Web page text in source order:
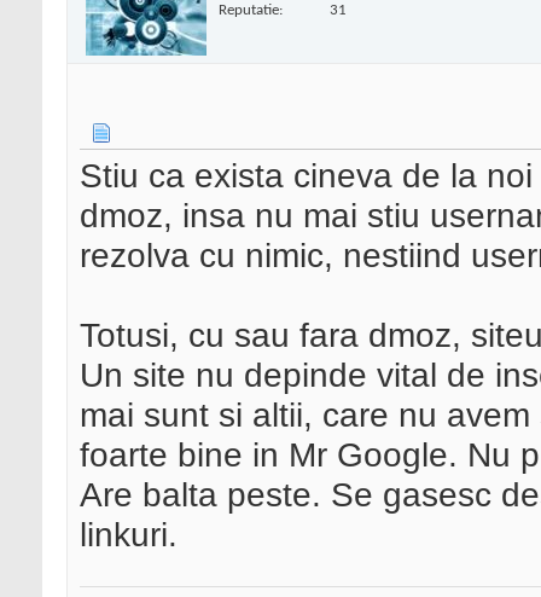
Reputatie: 31
Stiu ca exista cineva de la
dmoz, insa nu mai stiu
rezolva cu nimic, nestiind
Totusi, cu sau fara dmoz,
Un site nu depinde vital de
mai sunt si altii, care nu
foarte bine in Mr Google. Nu
Are balta peste. Se gasesc
linkuri.